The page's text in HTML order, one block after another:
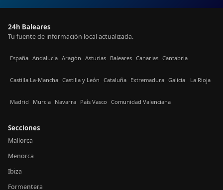
24h Baleares
Tu fuente de información local actualizada.
España Andalucía Aragón Asturias Baleares Canarias Cantabria
Castilla La-Mancha Castilla y León Cataluña Extremadura Galicia La Rioja
Madrid Murcia Navarra País Vasco Comunidad Valenciana
Secciones
Mallorca
Menorca
Ibiza
Formentera